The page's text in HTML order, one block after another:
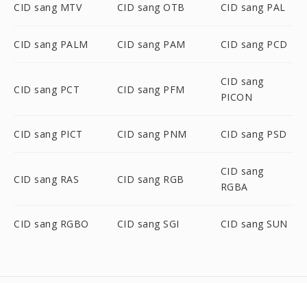
CID sang MTV CID sang OTB CID sang PAL
CID sang PALM CID sang PAM CID sang PCD
CID sang PCT CID sang PFM
CID sang
PICON
CID sang PICT CID sang PNM CID sang PSD
CID sang RAS CID sang RGB
CID sang
RGBA
CID sang RGBO CID sang SGI CID sang SUN